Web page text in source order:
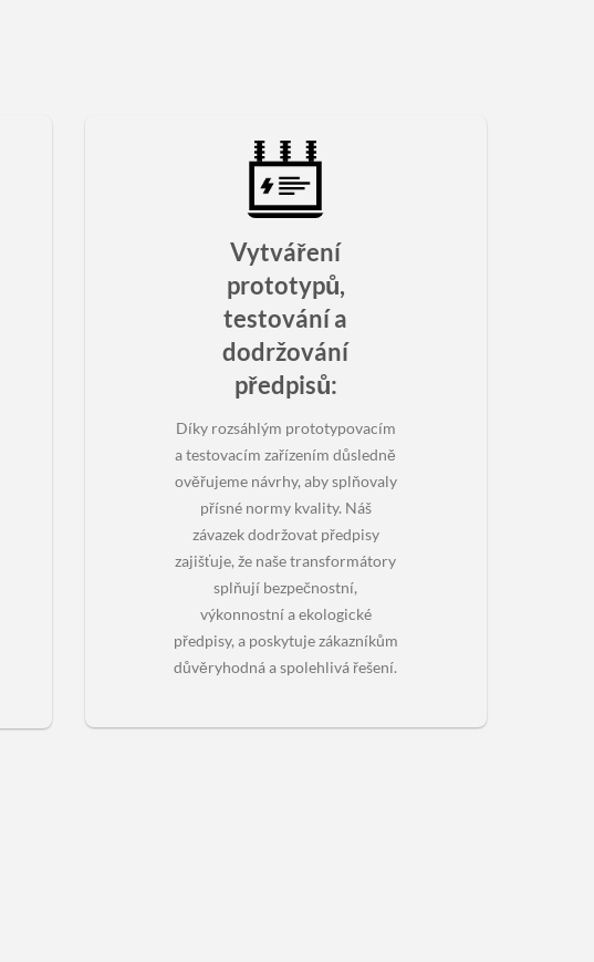
Vytváření
prototypů,
testování a
dodržování
předpisů:
Díky rozsáhlým prototypovacím
a testovacím zařízením důsledně
ověřujeme návrhy, aby splňovaly
přísné normy kvality. Náš
závazek dodržovat předpisy
zajišťuje, že naše transformátory
splňují bezpečnostní,
výkonnostní a ekologické
předpisy, a poskytuje zákazníkům
důvěryhodná a spolehlivá řešení.